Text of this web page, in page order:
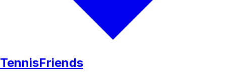
TennisFriends